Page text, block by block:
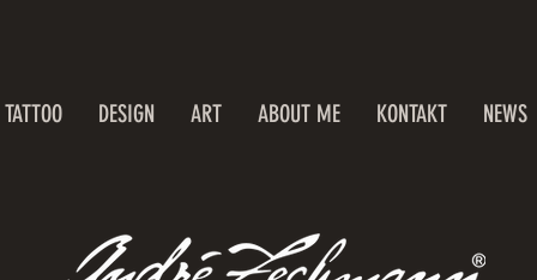
TATTOO DESIGN ART ABOUT ME KONTAKT NEWS